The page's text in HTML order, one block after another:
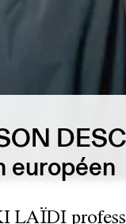
européen
LAÏDI